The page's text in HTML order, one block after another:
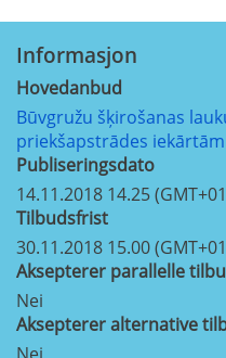
Informasjon
Hovedanbud
Būvgružu šķirošanas
priekšapstrādes iekārtām
Publiseringsdato
14.11.2018 14.25
Tilbudsfrist
30.11.2018 15.00
Aksepterer parallelle
Nei
Aksepterer alternative